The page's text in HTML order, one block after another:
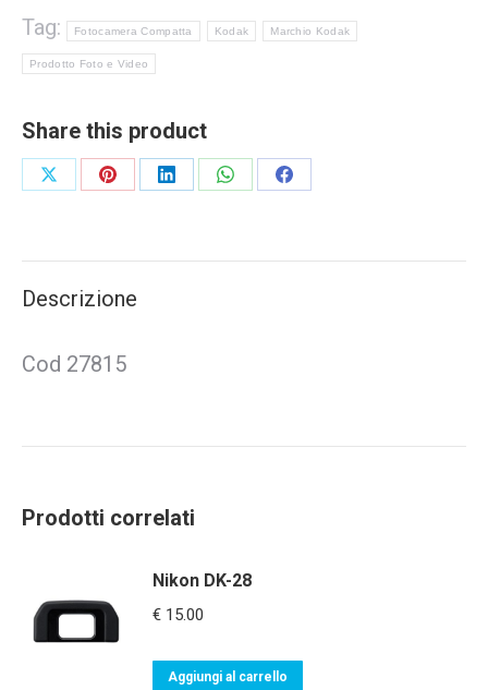
Tag:
Fotocamera Compatta Kodak Marchio Kodak
Prodotto Foto e Video
Share this product
Share
Share
Share
Share
Share
Descrizione
Cod 27815
Prodotti correlati
Nikon DK-28
€ 15.00
Aggiungi al carrello